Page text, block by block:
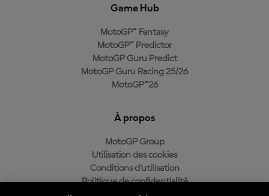
Game Hub
MotoGP™ Fantasy
MotoGP™ Predictor
MotoGP Guru Predict
MotoGP Guru Racing 25/26
MotoGP™26
À propos
MotoGP Group
Utilisation des cookies
Conditions d'utilisation
Politique de confidentialité